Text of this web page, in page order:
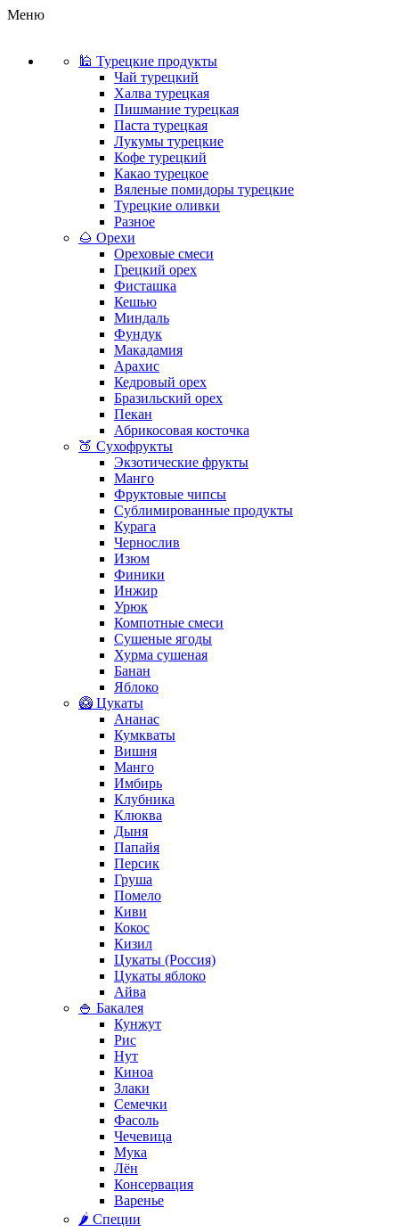
Меню
🕌 Турецкие продукты
Чай турецкий
Халва турецкая
Пишмание турецкая
Паста турецкая
Лукумы турецкие
Кофе турецкий
Какао турецкое
Вяленые помидоры турецкие
Турецкие оливки
Разное
🌰 Орехи
Ореховые смеси
Грецкий орех
Фисташка
Кешью
Миндаль
Фундук
Макадамия
Арахис
Кедровый орех
Бразильский орех
Пекан
Абрикосовая косточка
🍑 Сухофрукты
Экзотические фрукты
Манго
Фруктовые чипсы
Сублимированные продукты
Курага
Чернослив
Изюм
Финики
Инжир
Урюк
Компотные смеси
Сушеные ягоды
Хурма сушеная
Банан
Яблоко
🥝 Цукаты
Ананас
Кумкваты
Вишня
Манго
Имбирь
Клубника
Клюква
Дыня
Папайя
Персик
Груша
Помело
Киви
Кокос
Кизил
Цукаты (Россия)
Цукаты яблоко
Айва
🍚 Бакалея
Кунжут
Рис
Нут
Киноа
Злаки
Семечки
Фасоль
Чечевица
Мука
Лён
Консервация
Варенье
🌶️ Специи